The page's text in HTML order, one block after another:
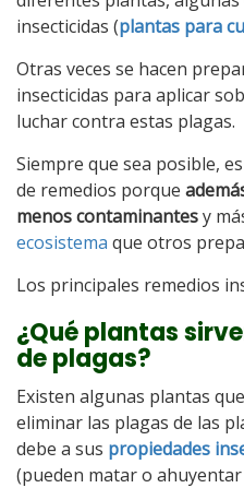
insecticidas (plantas para
Otras veces se hacen
insecticidas para aplicar
luchar contra estas plagas.
Siempre que sea posible,
de remedios porque
menos contaminantesy
ecosistema que otros
Los principales remedios
¿Qué plantas
de plagas?
Existen algunas plantas
eliminar las plagas de las
debe a sus propiedades
(pueden matar o